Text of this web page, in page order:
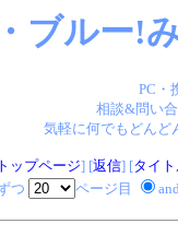
ブルー!
PC・
相談&問い
気軽に何でもどん
ップページ] [返信] [タイ
つ
ページ目